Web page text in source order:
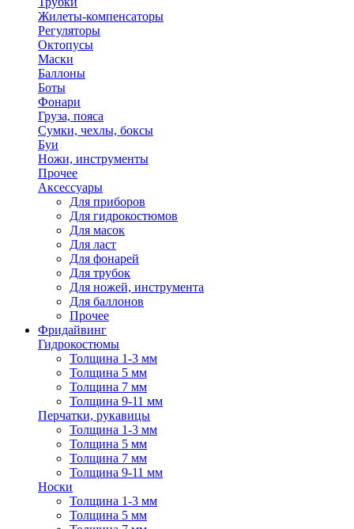
Жилеты-компенсаторы
Регуляторы
Октопусы
Маски
Баллоны
Боты
Фонари
Груза, пояса
Сумки, чехлы, боксы
Буи
Ножи, инструменты
Прочее
Аксессуары
Для приборов
Для гидрокостюмов
Для масок
Для ласт
Для фонарей
Для трубок
Для ножей, инструмента
Для баллонов
Прочее
Фридайвинг
Гидрокостюмы
Толщина 1-3 мм
Толщина 5 мм
Толщина 7 мм
Толщина 9-11 мм
Перчатки, рукавицы
Толщина 1-3 мм
Толщина 5 мм
Толщина 7 мм
Толщина 9-11 мм
Носки
Толщина 1-3 мм
Толщина 5 мм